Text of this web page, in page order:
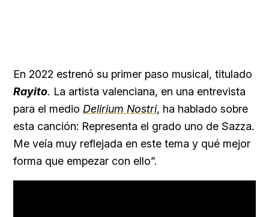
En 2022 estrenó su primer paso musical, titulado
Rayito. La artista valenciana, en una entrevista
para el medio Delirium Nostri, ha hablado sobre
esta canción: Representa el grado uno de Sazza.
Me veía muy reflejada en este tema y qué mejor
forma que empezar con ello”.